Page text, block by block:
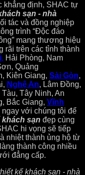
khẳng định, SHAC tự
sạn - nhà
tác và đồng nghiệp
trình “Độc đáo
mang thương hiệu
rãi trên các tỉnh thành
, Hải Phòng, Nam
Quảng
Kiên Giang, Sài Gòn,
Nghệ An, Lâm Đồng,
Tây Ninh, An
Bắc Giang, Vĩnh
với chúng tôi để
khách sạn đẹp cùng
hi vọng sẽ tiếp
nhiệt thành ủng hộ từ
thành công nhiều
đẳng cấp.
kế khách sạn - nhà